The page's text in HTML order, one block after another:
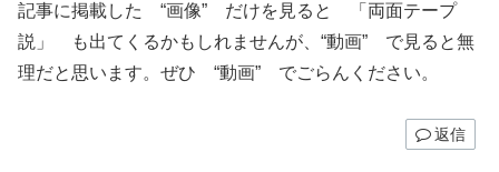
記事に掲載した “画像” だけを見ると 「両面テープ
説」 も出てくるかもしれませんが、“動画” で見ると無
理だと思います。ぜひ “動画” でごらんください。
返信